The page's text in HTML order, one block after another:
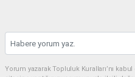
Yorum yazarak Topluluk Kuralları’nı